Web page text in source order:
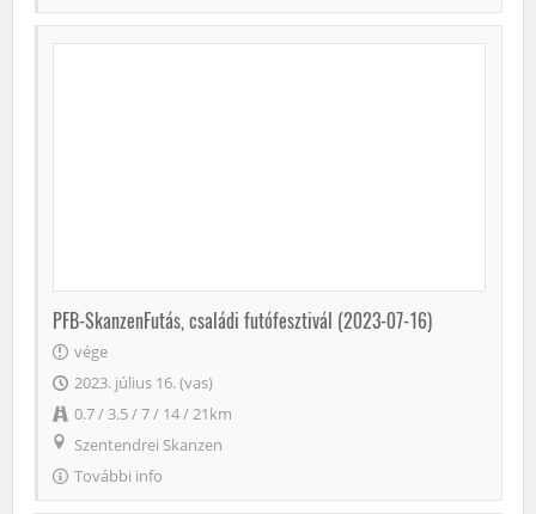
PFB-SkanzenFutás, családi futófesztivál (2023-07-16)
vége
2023. július 16. (vas)
0.7 / 3.5 / 7 / 14 / 21km
Szentendrei Skanzen
További info